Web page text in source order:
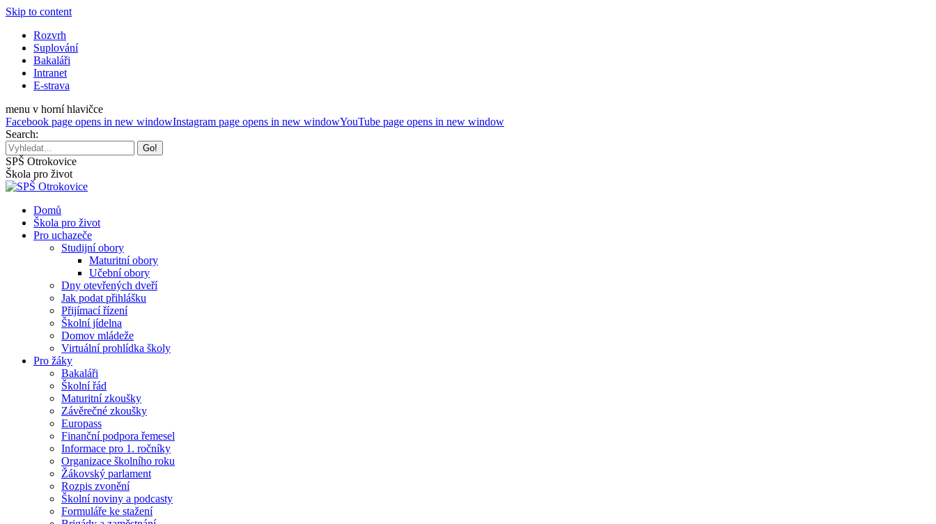
Skip to content
Rozvrh
Suplování
Bakaláři
Intranet
E-strava
menu v horní hlavičce
Facebook page opens in new windowInstagram page opens in new windowYouTube page opens in new window
Search:
SPŠ Otrokovice
Škola pro život
Domů
Škola pro život
Pro uchazeče
Studijní obory
Maturitní obory
Učební obory
Dny otevřených dveří
Jak podat přihlášku
Přijímací řízení
Školní jídelna
Domov mládeže
Virtuální prohlídka školy
Pro žáky
Bakaláři
Školní řád
Maturitní zkoušky
Závěrečné zkoušky
Europass
Finanční podpora řemesel
Informace pro 1. ročníky
Organizace školního roku
Žákovský parlament
Rozpis zvonění
Školní noviny a podcasty
Formuláře ke stažení